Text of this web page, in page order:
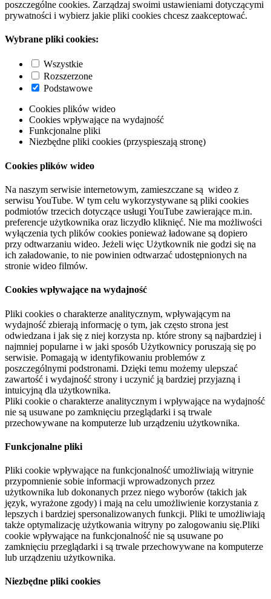
poszczególne cookies. Zarządzaj swoimi ustawieniami dotyczącymi
prywatności i wybierz jakie pliki cookies chcesz zaakceptować.
Wybrane pliki cookies:
Wszystkie
Rozszerzone
Podstawowe
Cookies plików wideo
Cookies wpływające na wydajność
Funkcjonalne pliki
Niezbędne pliki cookies (przyspieszają stronę)
Cookies plików wideo
Na naszym serwisie internetowym, zamieszczane są wideo z
serwisu YouTube. W tym celu wykorzystywane są pliki cookies
podmiotów trzecich dotyczące usługi YouTube zawierające m.in.
preferencje użytkownika oraz liczydło kliknięć. Nie ma możliwości
wyłączenia tych plików cookies ponieważ ładowane są dopiero
przy odtwarzaniu wideo. Jeżeli więc Użytkownik nie godzi się na
ich załadowanie, to nie powinien odtwarzać udostępnionych na
stronie wideo filmów.
Cookies wpływające na wydajność
Pliki cookies o charakterze analitycznym, wpływającym na
wydajność zbierają informację o tym, jak często strona jest
odwiedzana i jak się z niej korzysta np. które strony są najbardziej i
najmniej popularne i w jaki sposób Użytkownicy poruszają się po
serwisie. Pomagają w identyfikowaniu problemów z
poszczególnymi podstronami. Dzięki temu możemy ulepszać
zawartość i wydajność strony i uczynić ją bardziej przyjazną i
intuicyjną dla użytkownika.
Pliki cookie o charakterze analitycznym i wpływające na wydajność
nie są usuwane po zamknięciu przeglądarki i są trwale
przechowywane na komputerze lub urządzeniu użytkownika.
Funkcjonalne pliki
Pliki cookie wpływające na funkcjonalność umożliwiają witrynie
przypomnienie sobie informacji wprowadzonych przez
użytkownika lub dokonanych przez niego wyborów (takich jak
język, wyrażone zgody) i mają na celu umożliwienie korzystania z
lepszych i bardziej spersonalizowanych funkcji. Pliki te umożliwiają
także optymalizację użytkowania witryny po zalogowaniu się.Pliki
cookie wpływające na funkcjonalność nie są usuwane po
zamknięciu przeglądarki i są trwale przechowywane na komputerze
lub urządzeniu użytkownika.
Niezbędne pliki cookies